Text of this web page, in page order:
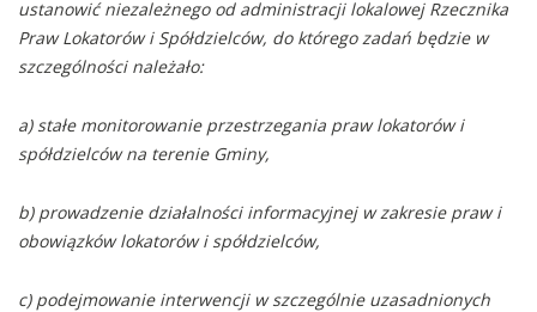
ustanowić niezależnego od administracji lokalowej Rzecznika
Praw Lokatorów i Spółdzielców, do którego zadań będzie w
szczególności należało:
a) stałe monitorowanie przestrzegania praw lokatorów i
spółdzielców na terenie Gminy,
b) prowadzenie działalności informacyjnej w zakresie praw i
obowiązków lokatorów i spółdzielców,
c) podejmowanie interwencji w szczególnie uzasadnionych